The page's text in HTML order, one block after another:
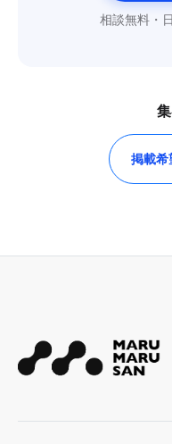
相談無料・
掲載希